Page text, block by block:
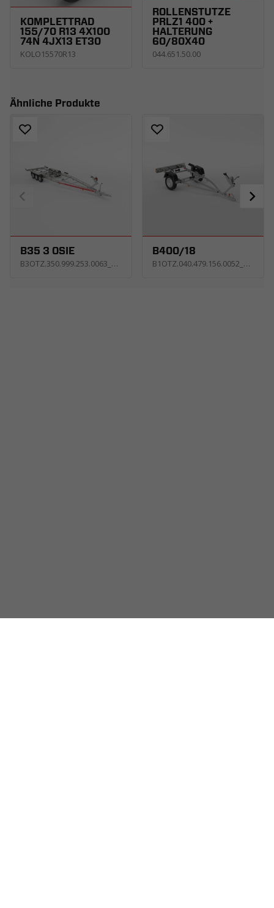
KOMPLETTRAD
155/70 R13 4X100
74N 4JX13 ET30
KOLO15570R13
ROLLENSTÜTZE
PRLZ1 400 +
HALTERUNG
60/80X40
044.651.50.00
Ähnliche Produkte
B35 3 OSIE
B3OTZ.350.999.253.0063_KC4E
B400/18
B1OTZ.040.479.156.0052_KCNE